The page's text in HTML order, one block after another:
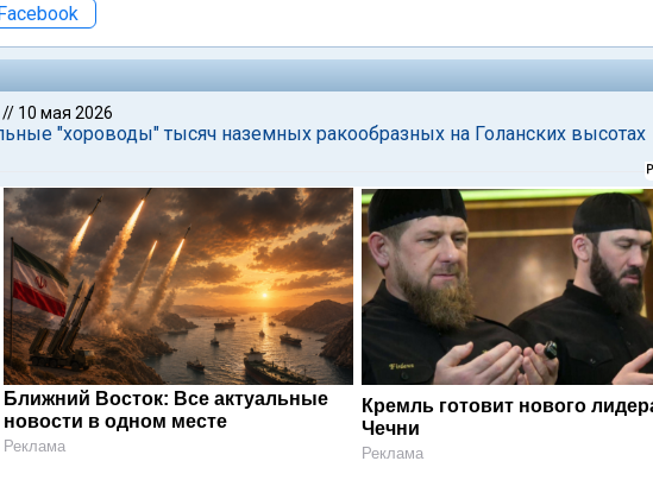
// 10 мая 2026
"хороводы" тысяч наземных ракообразных на Голанских высотах
Ближний Восток: Все актуальные
новости в одном месте
Реклама
Кремль готовит нового
Чечни
Реклама